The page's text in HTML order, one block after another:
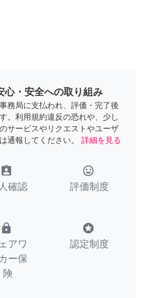
心・安全への取り組み
務局に支払われ、評価・完了後
。利用規約違反の恐れや、少し
サービスやリクエストやユーザ
通報してください。
詳細を見る
assignment_ind
確認
tag_faces
評価制度
lock
アワ
ー保
険
stars
認定制度